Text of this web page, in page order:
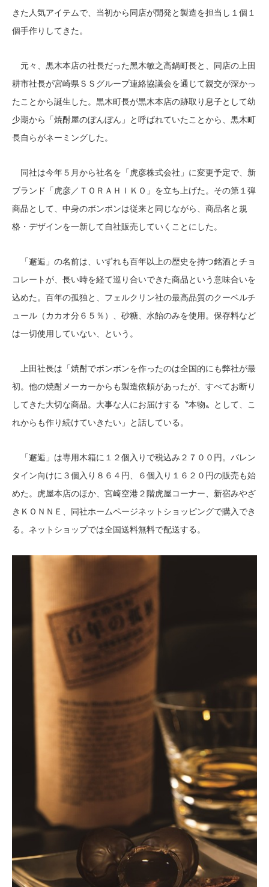
きた人気アイテムで、当初から同店が開発と製造を担当し１個１
個手作りしてきた。
元々、黒木本店の社長だった黑木敏之高鍋町長と、同店の上田
耕市社長が宮崎県ＳＳグループ連絡協議会を通じて親交が深かっ
たことから誕生した。黒木町長が黒木本店の跡取り息子として幼
少期から「焼酎屋のぼんぼん」と呼ばれていたことから、黒木町
長自らがネーミングした。
同社は今年５月から社名を「虎彦株式会社」に変更予定で、新
ブランド「虎彦／ＴＯＲＡＨＩＫＯ」を立ち上げた。その第１弾
商品として、中身のボンボンは従来と同じながら、商品名と規
格・デザインを一新して自社販売していくことにした。
「邂逅」の名前は、いずれも百年以上の歴史を持つ銘酒とチョ
コレートが、長い時を経て巡り合いできた商品という意味合いを
込めた。百年の孤独と、フェルクリン社の最高品質のクーベルチ
ュール（カカオ分６５％）、砂糖、水飴のみを使用。保存料など
は一切使用していない、という。
上田社長は「焼酎でボンボンを作ったのは全国的にも弊社が最
初。他の焼酎メーカーからも製造依頼があったが、すべてお断り
してきた大切な商品。大事な人にお届けする〝本物〟として、こ
れからも作り続けていきたい」と話している。
「邂逅」は専用木箱に１２個入りで税込み２７００円。バレン
タイン向けに３個入り８６４円、６個入り１６２０円の販売も始
めた。虎屋本店のほか、宮崎空港２階虎屋コーナー、新宿みやざ
きＫＯＮＮＥ、同社ホームページネットショッピングで購入でき
る。ネットショップでは全国送料無料で配送する。